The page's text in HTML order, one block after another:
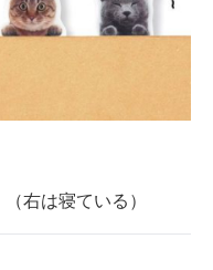
右は寝ている）